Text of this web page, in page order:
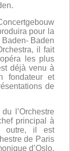
pour la
Baden
il fait
les plus
déjà venu à
fondateur et
de
l’Orchestre
principal à
outre, il est
de Paris
d’Oslo.